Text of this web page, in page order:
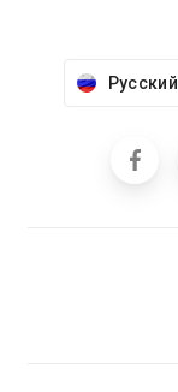
Русский